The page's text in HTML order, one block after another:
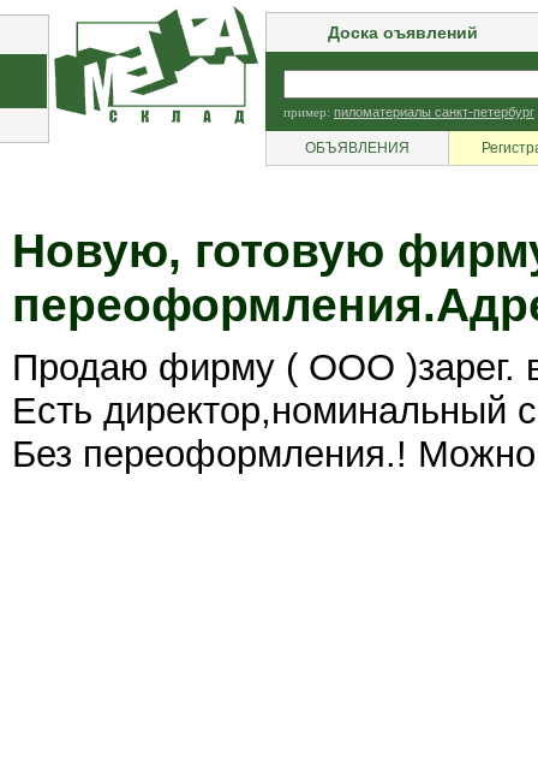
Доска оъявлений
пример: пиломатериалы санкт-петербург
ОБЪЯВЛЕНИЯ
Новую, готовую
Продаю фирму ( ООО )зарег.
Есть директор,номинальный
Без переоформления.! Можно